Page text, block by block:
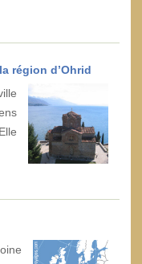
région d’Ohrid